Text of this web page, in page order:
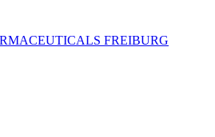
FREIBURG